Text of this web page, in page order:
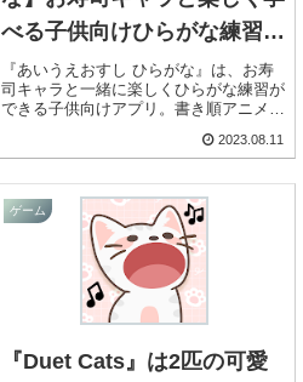
べる子供向けひらがな練習ア
プリ
『あいうえおすし ひらがな』は、お寿
司キャラと一緒に楽しくひらがな練習が
できる子供向けアプリ。書き順アニメや
クセサリー集めの要素も充実。50音表や
2023.08.11
ゲーム
『Duet Cats』は2匹の可愛